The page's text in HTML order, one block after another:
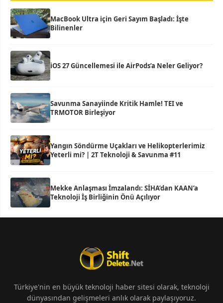
MacBook Ultra için Geri Sayım Başladı: İşte
Bilinenler
iOS 27 Güncellemesi ile AirPods’a Neler Geliyor?
Savunma Sanayiinde Kritik Hamle! TEI ve
TRMOTOR Birleşiyor
Yangın Söndürme Uçakları ve Helikopterlerimiz
Yeterli mi? | 2T Teknoloji & Savunma #11
Mekke Anlaşması İmzalandı: SİHA’dan KAAN’a
Teknoloji İş Birliğinin Önü Açılıyor
Türkiye'nin en büyük teknoloji haber sitesi olarak, teknoloji
dünyasından gelişmeleri anlık olarak paylaşıyoruz.